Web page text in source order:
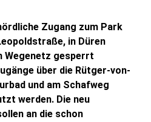
Zugang zum Park
in Düren
Wegenetz gesperrt
über die Rütger-von-
und am Schafweg
werden. Die neu
an die schon